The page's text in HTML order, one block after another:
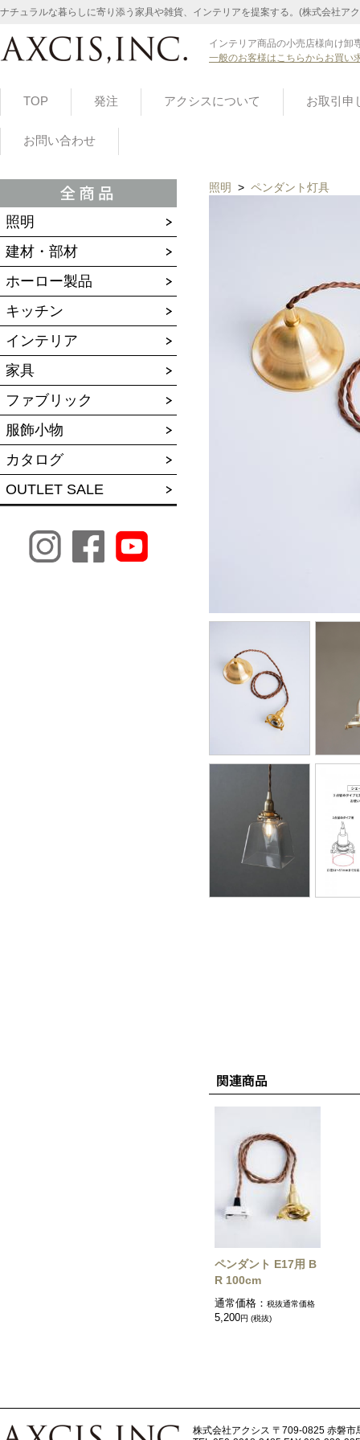
ナチュラルな暮らしに寄り添う家具や雑貨、インテリアを提案する。(株式会社ア
インテリア商品の小売店様向け卸
一般のお客様はこちらからお買い
TOP 発注 アクシスについて お取引申
お問い合わせ
照明
建材・部材
ホーロー製品
キッチン
インテリア
家具
ファブリック
服飾小物
カタログ
OUTLET SALE
照明 > ペンダント灯具
ペンダント E17用 B
R 100cm
通常価格： 税抜通常価格
5,200円 (税抜)
株式会社アクシス 〒709-0825 赤磐市